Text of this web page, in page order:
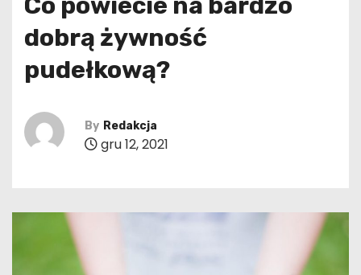
dobrą żywność
pudełkową?
By Redakcja
gru 12, 2021